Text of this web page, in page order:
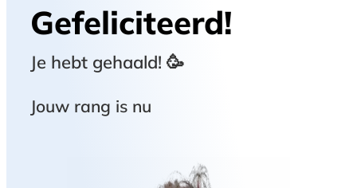
Gefeliciteerd!
Je hebt gehaald! 🥳
Jouw rang is nu